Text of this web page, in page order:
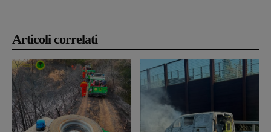
Articoli correlati